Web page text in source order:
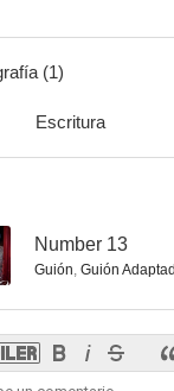
(1)
Escritura
Number 13
Guión, Guión